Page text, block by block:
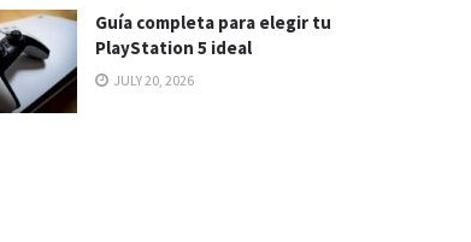
Guía completa para elegir tu
PlayStation 5 ideal
JULY 20, 2026